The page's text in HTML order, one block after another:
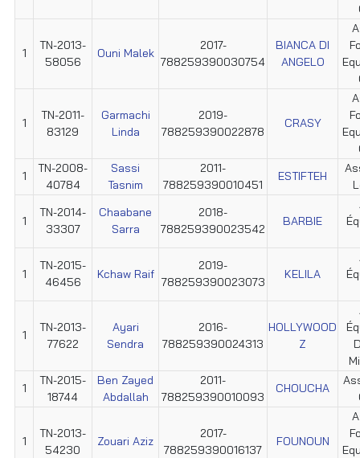
1
TN-2013-
58056
Ouni Malek
2017-
788259390030754
BIANCA DI
ANGELO
1
TN-2011-
83129
Garmachi
Linda
2019-
788259390022878
CRASY
1
TN-2008-
40784
Sassi
Tasnim
2011-
788259390010451
ESTIFTEH
1
TN-2014-
33307
Chaabane
Sarra
2018-
788259390023542
BARBIE
1
TN-2015-
46456
Kchaw Raif
2019-
788259390023073
KELILA
1
TN-2013-
77622
Ayari
Sendra
2016-
788259390024313
HOLLYWOOD
Z
1
TN-2015-
18744
Ben Zayed
Abdallah
2011-
788259390010093
CHOUCHA
1
TN-2013-
54230
Zouari Aziz
2017-
788259390016137
FOUNOUN